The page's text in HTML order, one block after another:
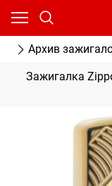
Архив
Зажигалка
Ваш город - Москва,
От выбранного